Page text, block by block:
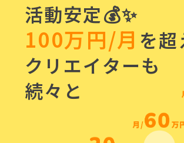
活動安定💰✨
100万円/月 を超
クリエイターも
続々と